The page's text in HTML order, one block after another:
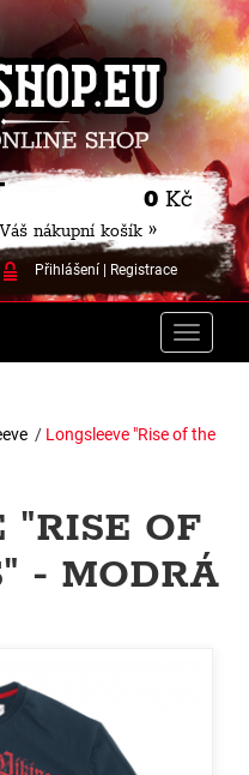
0 Kč
Váš nákupní košík »
Přihlášení| Registrace
Toggle
/ Longsleeve "Rise of the
"RISE OF
- MODRÁ